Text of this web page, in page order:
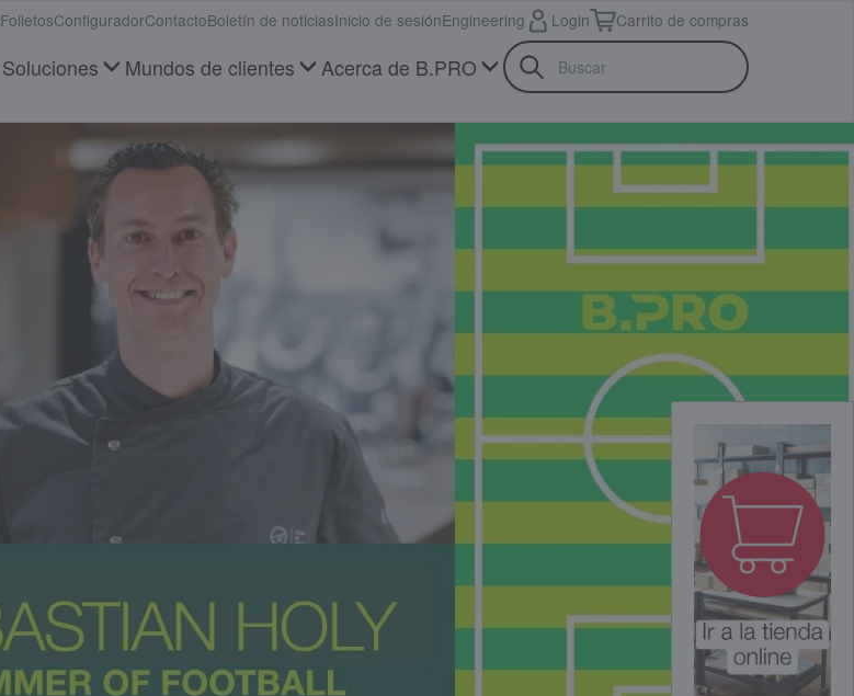
Soluciones Mundos de clientes Acerca de B.PRO
FolletosConfiguradorContactoBoletín de noticiasInicio de sesiónEngineering Login Carrito de compras